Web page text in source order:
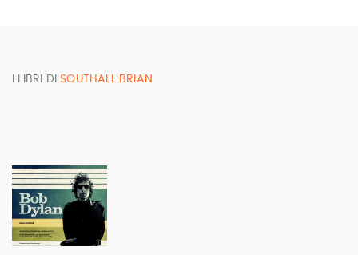
I LIBRI DI SOUTHALL BRIAN